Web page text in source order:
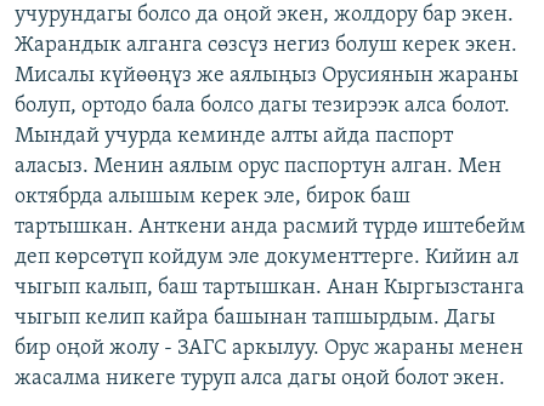
учурундагы болсо да оңой экен, жолдору бар экен.
Жарандык алганга сөзсүз негиз болуш керек экен.
Мисалы күйөөңүз же аялыңыз Орусиянын жараны
болуп, ортодо бала болсо дагы тезирээк алса болот.
Мындай учурда кеминде алты айда паспорт
аласыз. Менин аялым орус паспортун алган. Мен
октябрда алышым керек эле, бирок баш
тартышкан. Анткени анда расмий түрдө иштебейм
деп көрсөтүп койдум эле документтерге. Кийин ал
чыгып калып, баш тартышкан. Анан Кыргызстанга
чыгып келип кайра башынан тапшырдым. Дагы
бир оңой жолу - ЗАГС аркылуу. Орус жараны менен
жасалма никеге туруп алса дагы оңой болот экен.